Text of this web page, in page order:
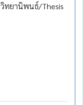
วิทยานิพนธ์/Thesis